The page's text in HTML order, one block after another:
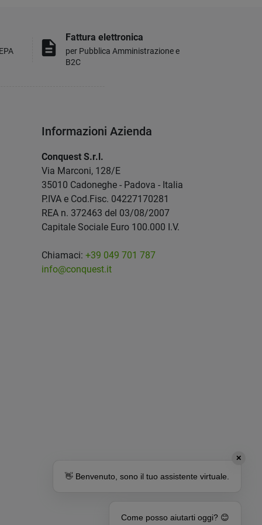
description
Fattura elettronica
per Pubblica Amministrazione e
B2C
Informazioni Azienda
Conquest S.r.l.
Via Marconi, 128/E
35010 Cadoneghe - Padova - Italia
P.IVA e Cod.Fisc. 04227170281
REA n. 372463 del 03/08/2007
Capitale Sociale Euro 100.000 I.V.
Chiamaci: +39 049 701 787
info@conquest.it
✕
👋 Benvenuto, sono il tuo assistente virtuale.
Come posso aiutarti oggi? 😊